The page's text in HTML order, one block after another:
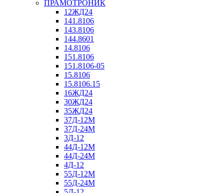
ПРАМОТРОНИК
12ЖД24
141.8106
143.8106
144.8601
14.8106
151.8106
151.8106-05
15.8106
15.8106.15
16ЖД24
30ЖД24
35ЖД24
37Д-12М
37Д-24М
3Д-12
44Д-12М
44Д-24М
4Д-12
55Д-12М
55Д-24М